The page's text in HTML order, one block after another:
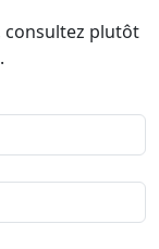
consultez plutôt
.